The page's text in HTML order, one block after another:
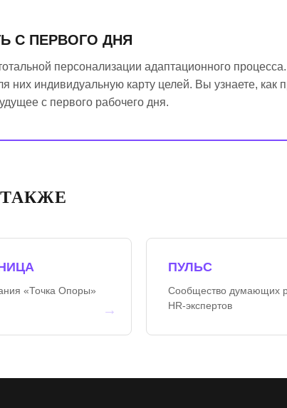
С ПЕРВОГО ДНЯ
персонализации адаптационного
них индивидуальную карту целей. Вы узнаете,
с первого рабочего дня.
«Точка Опоры»
ПУЛЬС
Сообщество думающих
HR-экспертов